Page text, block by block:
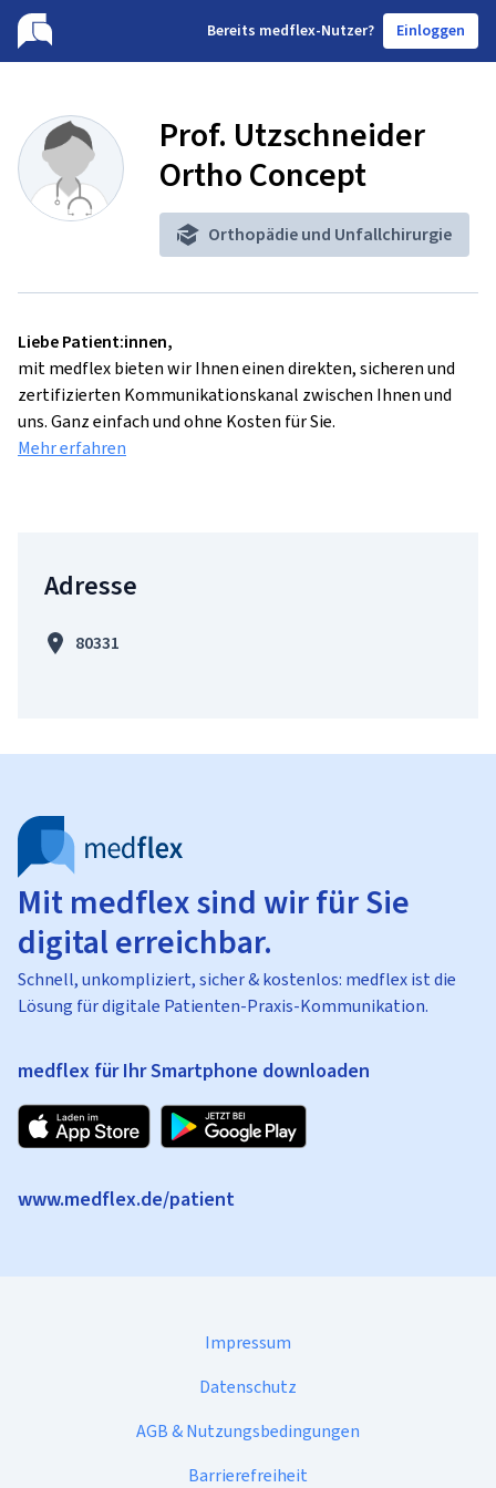
Bereits medflex-Nutzer? Einloggen
Prof. Utzschneider
Ortho Concept
Orthopädie und Unfallchirurgie
Liebe Patient:innen,
mit medflex bieten wir Ihnen einen direkten, sicheren und
zertifizierten Kommunikationskanal zwischen Ihnen und
uns. Ganz einfach und ohne Kosten für Sie.
Mehr erfahren
Adresse
80331
Mit medflex sind wir für Sie
digital erreichbar.
Schnell, unkompliziert, sicher & kostenlos: medflex ist die
Lösung für digitale Patienten-Praxis-Kommunikation.
medflex für Ihr Smartphone downloaden
www.medflex.de/patient
Impressum
Datenschutz
AGB & Nutzungsbedingungen
Barrierefreiheit